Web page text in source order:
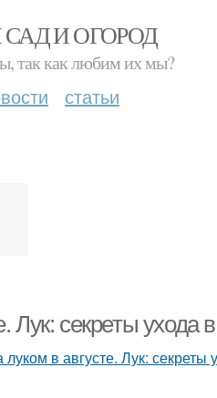
И ОГОРОД
так как любим их мы?
статьи
Лук: секреты ухода